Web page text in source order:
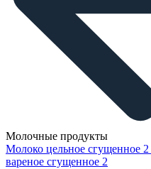
Молочные продукты
Молоко цельное сгущенное 2
вареное сгущенное 2